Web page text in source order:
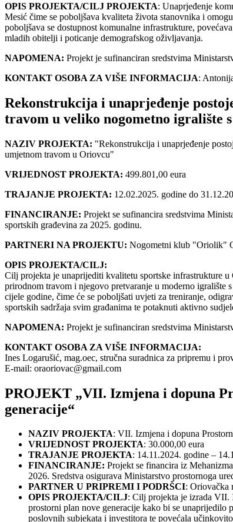
OPIS PROJEKTA/CILJ PROJEKTA: Unaprjeđenje
Mesić čime se poboljšava kvaliteta života stanovnika i
poboljšava se dostupnost komunalne infrastrukture,
mladih obitelji i poticanje demografskog oživljavanja.
NAPOMENA: Projekt je sufinanciran sredstvima
KONTAKT OSOBA ZA VIŠE INFORMACIJA:
Rekonstrukcija i unaprjeđenje
travom u veliko nogometno igralište
NAZIV PROJEKTA: "Rekonstrukcija i unaprjeđenje
umjetnom travom u Oriovcu"
VRIJEDNOST PROJEKTA: 499.801,00 eura
TRAJANJE PROJEKTA: 12.02.2025. godine do
FINANCIRANJE: Projekt se sufinancira sredstvima
sportskih građevina za 2025. godinu.
PARTNERI NA PROJEKTU: Nogometni klub "Oriolik"
OPIS PROJEKTA/CILJ:
Cilj projekta je unaprijediti kvalitetu sportske infrastrukture
prirodnom travom i njegovo pretvaranje u moderno igralište
cijele godine, čime će se poboljšati uvjeti za treniranje,
sportskih sadržaja svim građanima te potaknuti aktivno
NAPOMENA: Projekt je sufinanciran sredstvima
KONTAKT OSOBA ZA VIŠE INFORMACIJA:
Ines Logarušić, mag.oec, stručna suradnica za pripremu i
E-mail: oraoriovac@gmail.com
PROJEKT „VII. Izmjena i dopuna
generacije“
NAZIV PROJEKTA: VII. Izmjena i dopuna
VRIJEDNOST PROJEKTA: 30.000,00 eura
TRAJANJE PROJEKTA: 14.11.2024. godine –
FINANCIRANJE: Projekt se financira iz
2026. Sredstva osigurava Ministarstvo prostornoga
PARTNER U PRIPREMI I PODRŠCI: Oriovačka
OPIS PROJEKTA/CILJ: Cilj projekta je izrada VII.
prostorni plan nove generacije kako bi se unaprijedilo
poslovnih subjekata i investitora te povećala